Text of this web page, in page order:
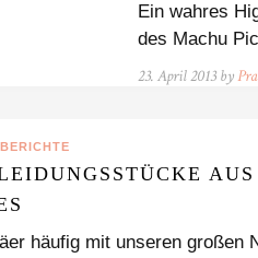
Ein wahres
des Machu
23. April 2013 by
häufig mit unseren großen